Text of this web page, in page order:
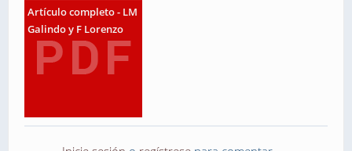
Artículo completo - LM
Galindo y F Lorenzo